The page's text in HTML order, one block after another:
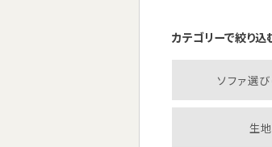
カテゴリーで絞り込
ソファ選
生地